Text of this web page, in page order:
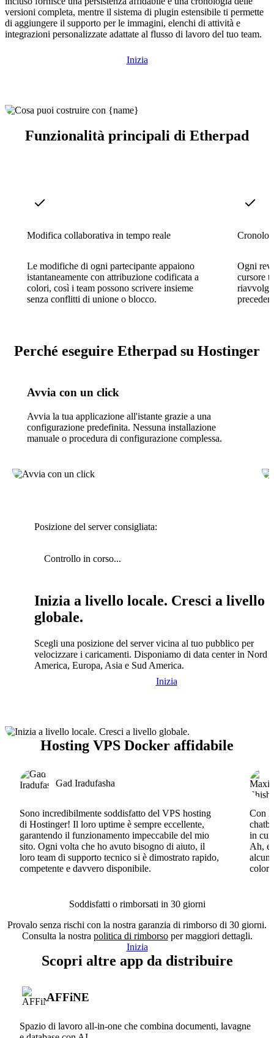
versioni completa, mentre il sistema di plugin estensibile ti permette
di aggiungere il supporto per le immagini, elenchi di attività e
integrazioni personalizzate adattate al flusso di lavoro del tuo team.
Inizia
Funzionalità principali di Etherpad
Modifica collaborativa in tempo reale
Le modifiche di ogni partecipante appaiono
istantaneamente con attribuzione codificata a
colori, così i team possono scrivere insieme
senza conflitti di unione o blocco.
Ogni
cursore
Perché eseguire Etherpad su Hostinger
Avvia con un click
Avvia la tua applicazione all'istante grazie a una
configurazione predefinita. Nessuna installazione
manuale o procedura di configurazione complessa.
Posizione del server consigliata:
Controllo in corso...
Inizia a livello locale. Cresci a livello
globale.
Scegli una posizione del server vicina al tuo pubblico per
velocizzare i caricamenti. Disponiamo di data center in Nord
America, Europa, Asia e Sud America.
Inizia
Hosting VPS Docker affidabile
Gad Iradufasha
Sono incredibilmente soddisfatto del VPS hosting
di Hostinger! Il loro uptime è sempre eccellente,
garantendo il funzionamento impeccabile del mio
sito. Ogni volta che ho avuto bisogno di aiuto, il
loro team di supporto tecnico si è dimostrato rapido,
competente e davvero disponibile.
Con
in cui
Ah, e
alcun
Soddisfatti o rimborsati in 30 giorni
Provalo senza rischi con la nostra garanzia di rimborso di 30 giorni.
Consulta la nostra politica di rimborsoper maggiori dettagli.
Inizia
Scopri altre app da distribuire
AFFiNE
Spazio di lavoro all-in-one che combina documenti, lavagne